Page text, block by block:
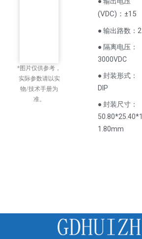
*图片仅供参考，
实际参数请以实
物/技术手册为
准。
(VDC) ：±15
● 输出路数：2
● 隔离电压：
3000VDC
● 封装形式：
DIP
● 封装尺寸：
50.80*25.40*1
1.80mm